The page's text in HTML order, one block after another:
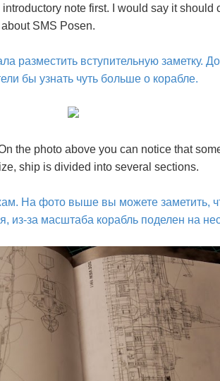
note first. I would say it should
SMS Posen.
разместить вступительную заметку.
бы узнать чуть больше о корабле.
the photo above you can notice that
ship is divided into several sections.
На фото выше вы можете заметить,
из-за масштаба корабль поделен на